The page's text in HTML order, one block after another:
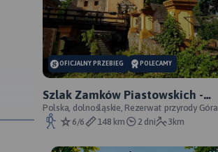
OFICJALNY PRZEBIEG POLECAMY
Szlak Zamków Piastowskich -
oficjalny przebieg
Polska, dolnośląskie, Rezerwat przyrody Góra
Choina, Zagórze Śląskie, powiat wałbrzyski
6/6 148 km 2 dni 3km